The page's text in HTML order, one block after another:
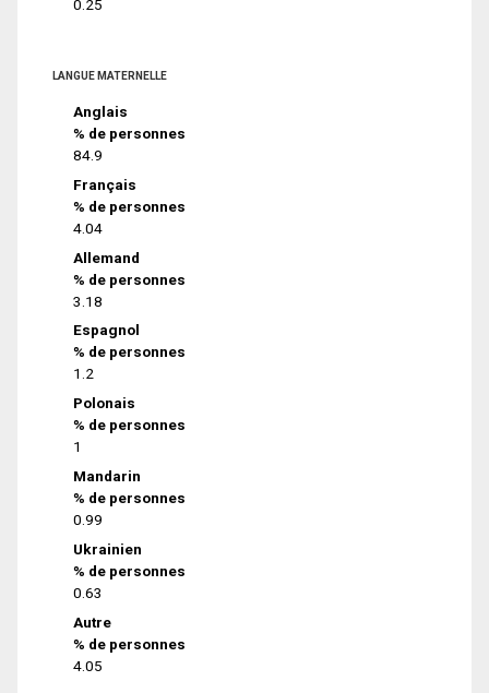
0.25
LANGUE MATERNELLE
Anglais
% de personnes
84.9
Français
% de personnes
4.04
Allemand
% de personnes
3.18
Espagnol
% de personnes
1.2
Polonais
% de personnes
1
Mandarin
% de personnes
0.99
Ukrainien
% de personnes
0.63
Autre
% de personnes
4.05